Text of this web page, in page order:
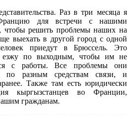
Раз в три месяца я
для встречи с нашими
чтобы решить проблемы наших на
выехать в другой город с одной
приедут в Брюссель. Это
езжу по выходным, чтобы им не
с работы. Все проблемы они
по разным средствам связи, и
Также там есть юридически
кыргызстанцев во Франции,
гражданам.